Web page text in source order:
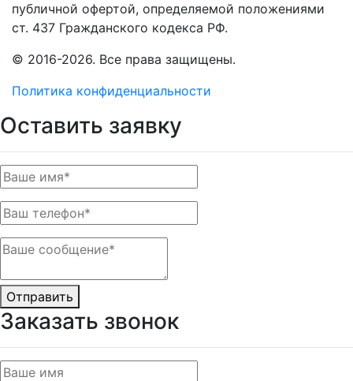
публичной офертой, определяемой положениями
ст. 437 Гражданского кодекса РФ.
© 2016-2026. Все права защищены.
Политика конфиденциальности
Оставить заявку
Отправить
Заказать звонок